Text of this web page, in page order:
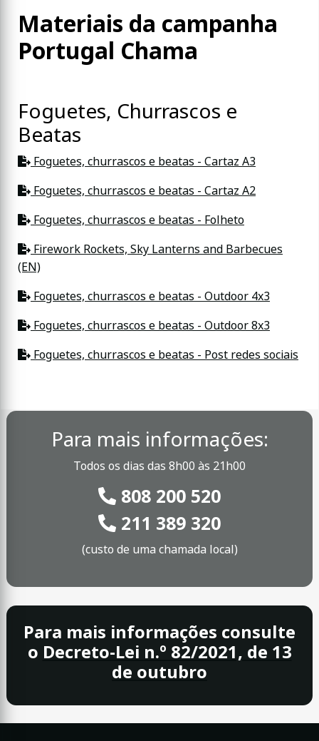
Materiais da campanha
Portugal Chama
Foguetes, Churrascos e
Beatas
Foguetes, churrascos e beatas - Cartaz A3
Foguetes, churrascos e beatas - Cartaz A2
Foguetes, churrascos e beatas - Folheto
Firework Rockets, Sky Lanterns and Barbecues
(EN)
Foguetes, churrascos e beatas - Outdoor 4x3
Foguetes, churrascos e beatas - Outdoor 8x3
Foguetes, churrascos e beatas - Post redes sociais
Para mais informações:
Todos os dias das 8h00 às 21h00
808 200 520
211 389 320
(custo de uma chamada local)
Para mais informações consulte
o Decreto-Lei n.º 82/2021, de 13
de outubro